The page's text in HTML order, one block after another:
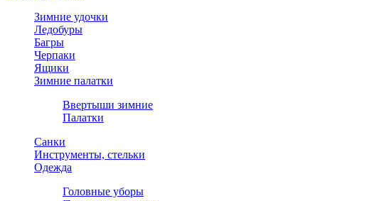
Зимние удочки
Ледобуры
Багры
Черпаки
Ящики
Зимние палатки
Ввертыши зимние
Палатки
Санки
Инструменты, стельки
Одежда
Головные уборы